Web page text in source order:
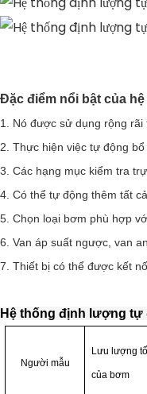
Đặc điểm nổi bật của
1. Nó được sử dụng rộng
2. Thực hiện việc tự động
3. Các hạng mục kiểm tra
4. Có thể tự động thêm tất
5. Chọn loại bơm phù hợp
6. Van áp suất ngược, van
7. Thiết bị có thể được kết
Hệ thống định lượng
Người mẫu
Lưu lượng
của bơm